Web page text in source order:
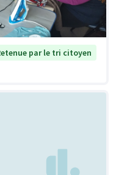
par le tri citoyen